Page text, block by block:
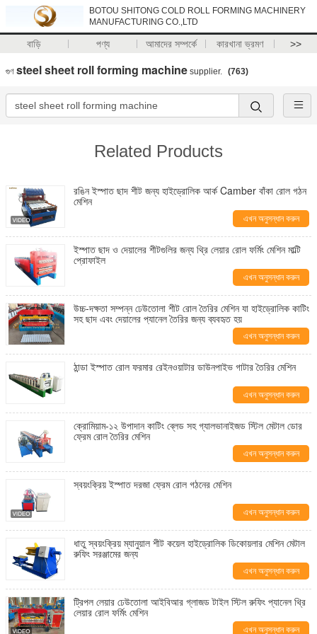
BOTOU SHITONG COLD ROLL FORMING MACHINERY
MANUFACTURING CO.,LTD
বাড়ি পণ্য আমাদের সম্পর্কে কারখানা ভ্রমণ >>
গুণ steel sheet roll forming machine supplier. (763)
Related Products
রঙিন ইস্পাত ছাদ শীট জন্য হাইড্রোলিক আর্ক Camber বাঁকা রোল গঠন
মেশিন
এখন অনুসন্ধান করুন
ইস্পাত ছাদ ও দেয়ালের শীটগুলির জন্য থ্রি লেয়ার রোল ফর্মিং মেশিন মাল্টি
প্রোফাইল
এখন অনুসন্ধান করুন
উচ্চ-দক্ষতা সম্পন্ন ঢেউতোলা শীট রোল তৈরির মেশিন যা হাইড্রোলিক কাটিং
সহ ছাদ এবং দেয়ালের প্যানেল তৈরির জন্য ব্যবহৃত হয়
এখন অনুসন্ধান করুন
ঠান্ডা ইস্পাত রোল ফরমার রেইনওয়াটার ডাউনপাইভ গাটার তৈরির মেশিন
এখন অনুসন্ধান করুন
ক্রোমিয়াম-১২ উপাদান কাটিং ব্লেড সহ গ্যালভানাইজড স্টিল মেটাল ডোর
ফ্রেম রোল তৈরির মেশিন
এখন অনুসন্ধান করুন
স্বয়ংক্রিয় ইস্পাত দরজা ফ্রেম রোল গঠনের মেশিন
এখন অনুসন্ধান করুন
ধাতু স্বয়ংক্রিয় ম্যানুয়াল শীট কয়েল হাইড্রোলিক ডিকোয়লার মেশিন মেটাল
রুফিং সরঞ্জামের জন্য
এখন অনুসন্ধান করুন
ট্রিপল লেয়ার ঢেউতোলা আইবিআর গ্লাজড টাইল স্টিল রুফিং প্যানেল থ্রি
লেয়ার রোল ফর্মিং মেশিন
এখন অনুসন্ধান করুন